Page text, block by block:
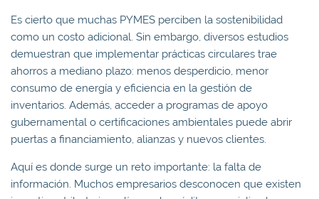
Es cierto que muchas PYMES perciben la sostenibilidad
como un costo adicional. Sin embargo, diversos estudios
demuestran que implementar prácticas circulares trae
ahorros a mediano plazo: menos desperdicio, menor
consumo de energía y eficiencia en la gestión de
inventarios. Además, acceder a programas de apoyo
gubernamental o certificaciones ambientales puede abrir
puertas a financiamiento, alianzas y nuevos clientes.
Aquí es donde surge un reto importante: la falta de
información. Muchos empresarios desconocen que existen